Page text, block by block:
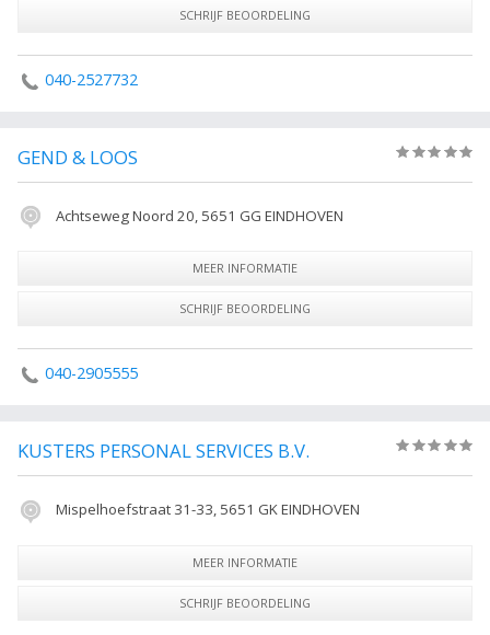
SCHRIJF BEOORDELING
040-2527732
GEND & LOOS
Achtseweg Noord 20, 5651 GG EINDHOVEN
MEER INFORMATIE
SCHRIJF BEOORDELING
040-2905555
KUSTERS PERSONAL SERVICES B.V.
Mispelhoefstraat 31-33, 5651 GK EINDHOVEN
MEER INFORMATIE
SCHRIJF BEOORDELING